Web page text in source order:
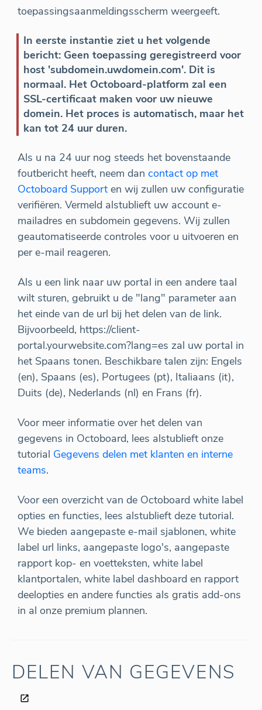
toepassingsaanmeldingsscherm weergeeft.
In eerste instantie ziet u het volgende
bericht: Geen toepassing geregistreerd voor
host 'subdomein.uwdomein.com'. Dit is
normaal. Het Octoboard-platform zal een
SSL-certificaat maken voor uw nieuwe
domein. Het proces is automatisch, maar het
kan tot 24 uur duren.
Als u na 24 uur nog steeds het bovenstaande
foutbericht heeft, neem dan contact op met
Octoboard Support en wij zullen uw configuratie
verifiëren. Vermeld alstublieft uw account e-
mailadres en subdomein gegevens. Wij zullen
geautomatiseerde controles voor u uitvoeren en
per e-mail reageren.
Als u een link naar uw portal in een andere taal
wilt sturen, gebruikt u de "lang" parameter aan
het einde van de url bij het delen van de link.
Bijvoorbeeld, https://client-
portal.yourwebsite.com?lang=es zal uw portal in
het Spaans tonen. Beschikbare talen zijn: Engels
(en), Spaans (es), Portugees (pt), Italiaans (it),
Duits (de), Nederlands (nl) en Frans (fr).
Voor meer informatie over het delen van
gegevens in Octoboard, lees alstublieft onze
tutorial Gegevens delen met klanten en interne
teams.
Voor een overzicht van de Octoboard white label
opties en functies, lees alstublieft deze tutorial.
We bieden aangepaste e-mail sjablonen, white
label url links, aangepaste logo's, aangepaste
rapport kop- en voetteksten, white label
klantportalen, white label dashboard en rapport
deelopties en andere functies als gratis add-ons
in al onze premium plannen.
DELEN VAN GEGEVENS